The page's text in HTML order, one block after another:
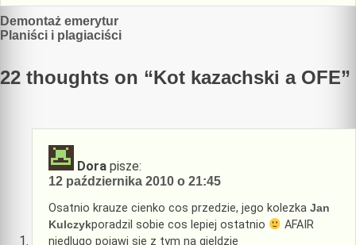
Nawigacja
wpisu
Demontaż emerytur
Planiści i plagiaciści
22 thoughts on “Kot kazachski a OFE”
Dora pisze:
12 października 2010 o 21:45
Osatnio krauze cienko cos przedzie, jego kolezka Jan
Kulczykporadzil sobie cos lepiej ostatnio
AFAIR
niedlugo pojawi sie z tym na gieldzie